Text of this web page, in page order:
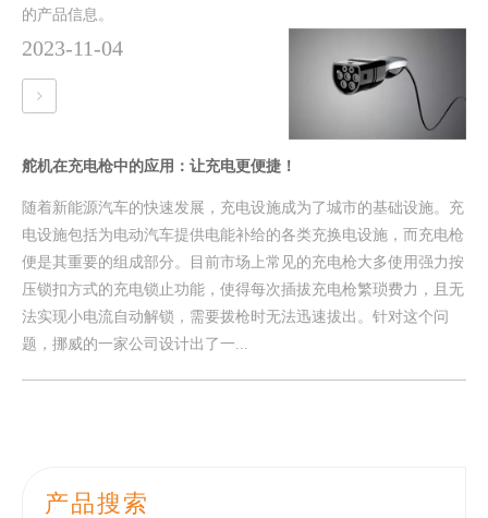
的产品信息。
2023-11-04
舵机在充电枪中的应用：让充电更便捷！
随着新能源汽车的快速发展，充电设施成为了城市的基础设施。充
电设施包括为电动汽车提供电能补给的各类充换电设施，而充电枪
便是其重要的组成部分。目前市场上常见的充电枪大多使用强力按
压锁扣方式的充电锁止功能，使得每次插拔充电枪繁琐费力，且无
法实现小电流自动解锁，需要拨枪时无法迅速拔出。针对这个问
题，挪威的一家公司设计出了一...
产品搜索